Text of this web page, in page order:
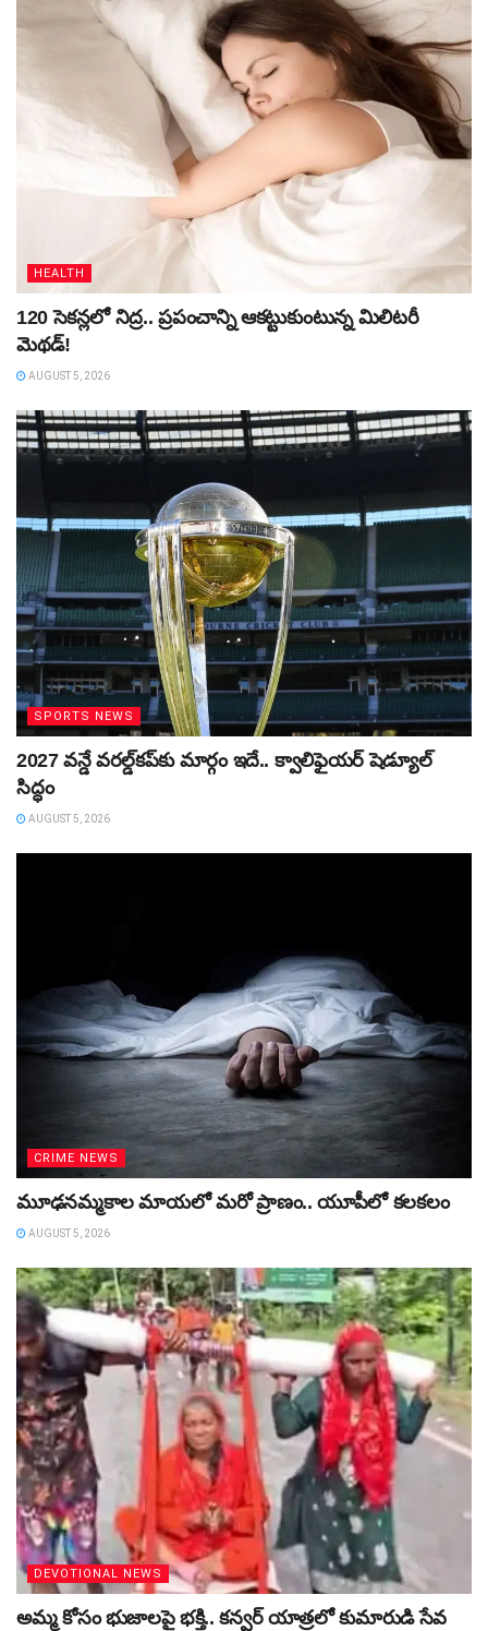
HEALTH
120 సెకన్లలో నిద్ర.. ప్రపంచాన్ని ఆకట్టుకుంటున్న మిలిటరీ
మెథడ్!
AUGUST 5, 2026
SPORTS NEWS
2027 వన్డే వరల్డ్‌కప్‌కు మార్గం ఇదే.. క్వాలిఫైయర్ షెడ్యూల్
సిద్ధం
AUGUST 5, 2026
CRIME NEWS
మూఢనమ్మకాల మాయలో మరో ప్రాణం.. యూపీలో కలకలం
AUGUST 5, 2026
DEVOTIONAL NEWS
అమ్మ కోసం భుజాలపై భక్తి.. కన్వర్‌ యాత్రలో కుమారుడి సేవ